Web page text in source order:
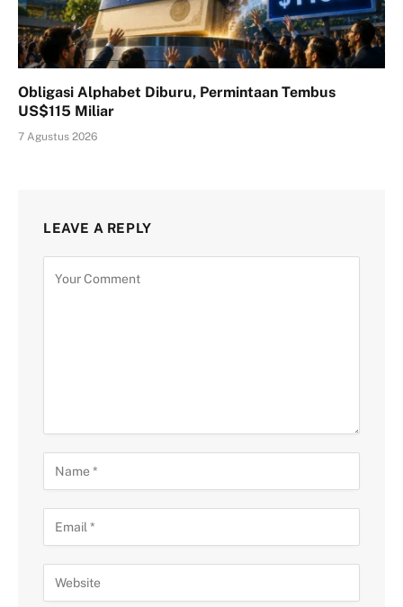
Obligasi Alphabet Diburu, Permintaan Tembus
US$115 Miliar
7 Agustus 2026
LEAVE A REPLY